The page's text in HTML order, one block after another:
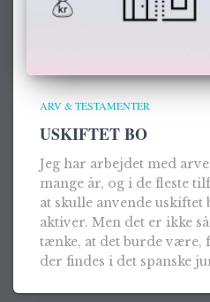
ARV & TESTAMENTER
USKIFTET BO
Jeg har arbejdet med
mange år, og i de fleste
at skulle anvende uskiftet
aktiver. Men det er ikke
tænke, at det burde være,
der findes i det spanske